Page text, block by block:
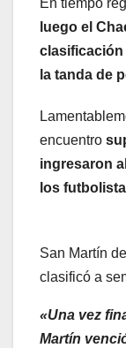
En tiempo
luego el
clasificación
la tanda de
encuentro
ingresaron
los
San Martín
clasificó a
«Una vez
Martín